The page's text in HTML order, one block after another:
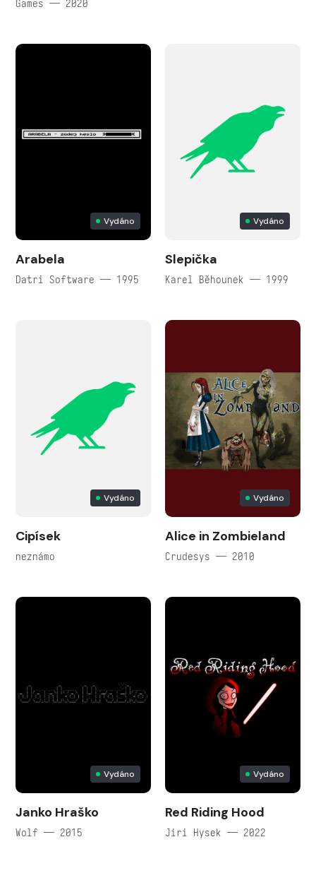
Games — 2020
Vydáno
Arabela
Datri Software — 1995
Vydáno
Slepička
Karel Běhounek — 1999
Vydáno
Cipísek
neznámo
Vydáno
Alice in Zombieland
Crudesys — 2010
Vydáno
Janko Hraško
Wolf — 2015
Vydáno
Red Riding Hood
Jiri Hysek — 2022